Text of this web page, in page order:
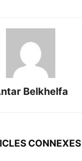
Belkhelfa
CONNEXES